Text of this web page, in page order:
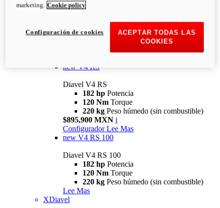
Diavel V4
126 NmTorque
223 kg
PESO HÚMEDO SIN
new V4 RS
Diavel V4 RS
182 hp Potencia
120 Nm Torque
220 kg Peso húmedo (sin combustible)
$895,900 MXN i
Configurador Lee Mas
new V4 RS 100
Diavel V4 RS 100
182 hp Potencia
120 Nm Torque
220 kg Peso húmedo (sin combustible)
Lee Mas
XDiavel
marketing. Cookie policy
ACEPTAR TODAS LAS
COOKIES
Configuración de cookies